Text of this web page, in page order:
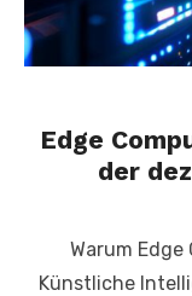
Edge
der
Warum
Künstliche